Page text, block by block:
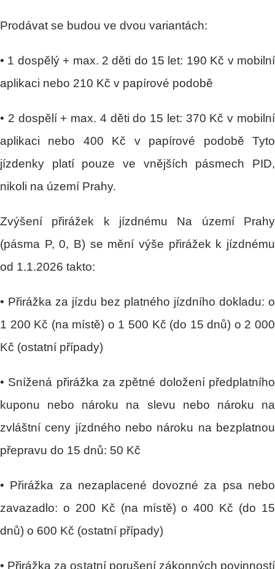
Prodávat se budou ve dvou variantách:
• 1 dospělý + max. 2 děti do 15 let: 190 Kč v mobilní
aplikaci nebo 210 Kč v papírové podobě
• 2 dospělí + max. 4 děti do 15 let: 370 Kč v mobilní
aplikaci nebo 400 Kč v papírové podobě Tyto
jízdenky platí pouze ve vnějších pásmech PID,
nikoli na území Prahy.
Zvýšení přirážek k jízdnému Na území Prahy
(pásma P, 0, B) se mění výše přirážek k jízdnému
od 1.1.2026 takto:
• Přirážka za jízdu bez platného jízdního dokladu: o
1 200 Kč (na místě) o 1 500 Kč (do 15 dnů) o 2 000
Kč (ostatní případy)
• Snížená přirážka za zpětné doložení předplatního
kuponu nebo nároku na slevu nebo nároku na
zvláštní ceny jízdného nebo nároku na bezplatnou
přepravu do 15 dnů: 50 Kč
• Přirážka za nezaplacené dovozné za psa nebo
zavazadlo: o 200 Kč (na místě) o 400 Kč (do 15
dnů) o 600 Kč (ostatní případy)
• Přirážka za ostatní porušení zákonných povinností